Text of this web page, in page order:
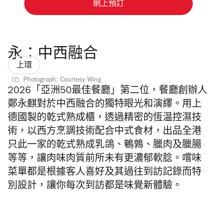
網上預訂
永：中西融合
上環
Photograph: Courtesy Wing
2026「亞洲50最佳餐廳」第二位，餐廳創辦人
鄭永麒對於中西融合的獨特眼光和演繹。用上
德國製的乾式熟成櫃，透過精密的恆温控濕技
術，以西方烹調技術配合中式食材，出品全港
只此一家的乾式熟成乳鴿、鵪鶉、臘肉及臘腸
等等，讓肉味肉質前所未有更濃郁軟腍。嚐味
菜單都是根據客人喜好及其過往到訪記錄而特
別設計，讓你每次到訪都是味覺新體驗。